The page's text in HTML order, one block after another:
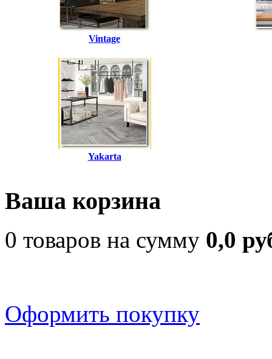
Vintage
Yakarta
Ваша корзина
0 товаров на сумму 0,0
Оформить покупку